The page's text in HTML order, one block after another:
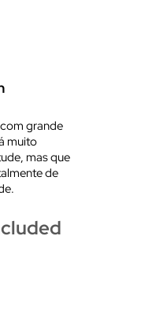
grande
muito
mas que
de